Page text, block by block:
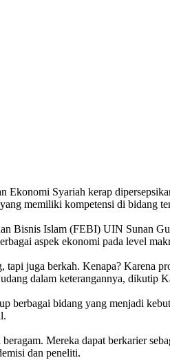
Ekonomi Syariah kerap
memiliki kompetensi di bidang
Bisnis Islam (FEBI) UIN Sunan
aspek ekonomi pada level
juga berkah. Kenapa? Karena
dalam keterangannya, dikutip
berbagai bidang yang menjadi
Mereka dapat berkarier
dan peneliti.